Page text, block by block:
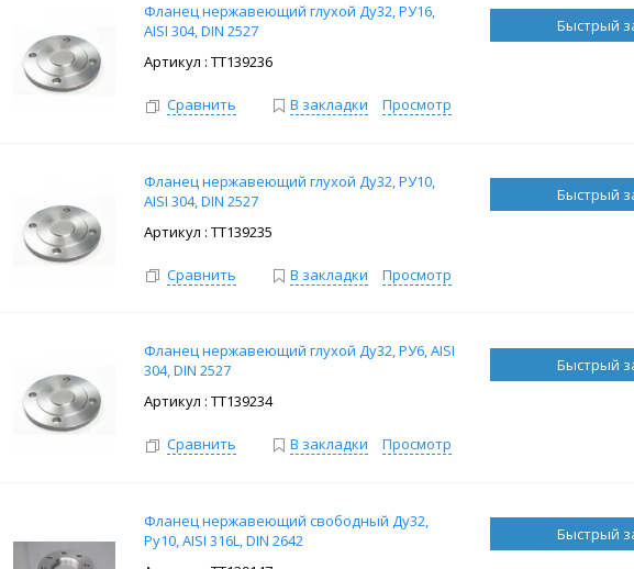
Фланец нержавеющий глухой Ду32, РУ16,
AISI 304, DIN 2527
: ТТ139236
Сравнить В закладки Просмотр
Фланец нержавеющий глухой Ду32, РУ10,
AISI 304, DIN 2527
: ТТ139235
Сравнить В закладки Просмотр
Фланец нержавеющий глухой Ду32, РУ6, AISI
304, DIN 2527
: ТТ139234
Сравнить В закладки Просмотр
Фланец нержавеющий свободный Ду32,
Ру10, AISI 316L, DIN 2642